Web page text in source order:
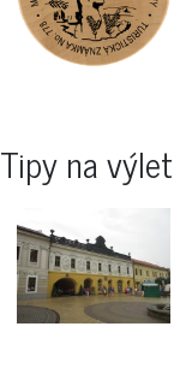
Tipy na výlet